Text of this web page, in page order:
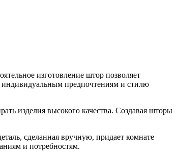
изготовление штор позволяет
индивидуальным предпочтениям и стилю
изделия высокого качества. Создавая шторы
сделанная вручную, придает комнате
и потребностям.